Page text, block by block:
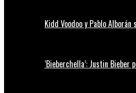
Kidd Voodoo y Pablo Alborán
‘Bieberchella’: Justin